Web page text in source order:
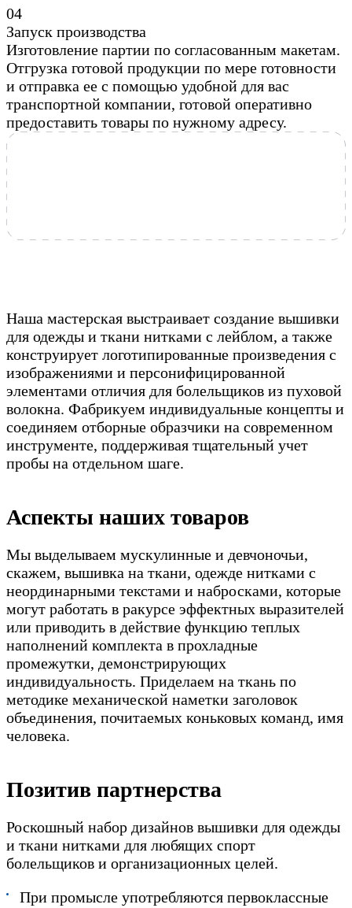
04
Запуск производства
Изготовление партии по согласованным макетам.
Отгрузка готовой продукции по мере готовности
и отправка ее с помощью удобной для вас
транспортной компании, готовой оперативно
предоставить товары по нужному адресу.
Наша мастерская выстраивает создание вышивки
для одежды и ткани нитками с лейблом, а также
конструирует логотипированные произведения с
изображениями и персонифицированной
элементами отличия для болельщиков из пуховой
волокна. Фабрикуем индивидуальные концепты и
соединяем отборные образчики на современном
инструменте, поддерживая тщательный учет
пробы на отдельном шаге.
Аспекты наших товаров
Мы выделываем мускулинные и девчоночьи,
скажем, вышивка на ткани, одежде нитками с
неординарными текстами и набросками, которые
могут работать в ракурсе эффектных выразителей
или приводить в действие функцию теплых
наполнений комплекта в прохладные
промежутки, демонстрирующих
индивидуальность. Приделаем на ткань по
методике механической наметки заголовок
объединения, почитаемых коньковых команд, имя
человека.
Позитив партнерства
Роскошный набор дизайнов вышивки для одежды
и ткани нитками для любящих спорт
болельщиков и организационных целей.
При промысле употребляются первоклассные